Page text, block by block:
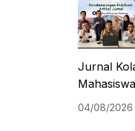
Jurnal
Mahasiswa
04/08/2026